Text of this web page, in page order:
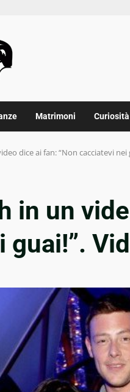
Matrimoni Curiosità
dice ai fan: “Non cacciatevi nei
in un
guai!”.